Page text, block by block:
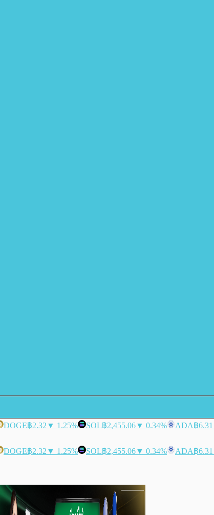
DOGE฿2.32 ▼ 1.25% SOL฿2,455.06▼ 0.34% ADA฿6.31
DOGE฿2.32 ▼ 1.25% SOL฿2,455.06▼ 0.34% ADA฿6.31